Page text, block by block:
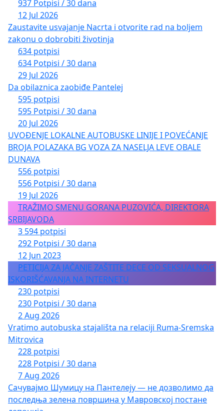
937 Potpisi / 30 dana
12 Jul 2026
Zaustavite usvajanje Nacrta i otvorite rad na boljem
zakonu o dobrobiti životinja
634 potpisi
634 Potpisi / 30 dana
29 Jul 2026
Da obilaznica zaobiđe Pantelej
595 potpisi
595 Potpisi / 30 dana
20 Jul 2026
UVOĐENJE LOKALNE AUTOBUSKE LINIJE I POVEĆANJE
BROJA POLAZAKA BG VOZA ZA NASELJA LEVE OBALE
DUNAVA
556 potpisi
556 Potpisi / 30 dana
19 Jul 2026
TRAŽIMO SMENU GORANA PUZOVIĆA, DIREKTORA
SRBIJAVODA
3 594 potpisi
292 Potpisi / 30 dana
12 Jun 2023
PETICIJA ZA JAČANJE ZAŠTITE DECE OD SEKSUALNOG
ISKORIŠĆAVANJA NA INTERNETU
230 potpisi
230 Potpisi / 30 dana
2 Aug 2026
Vratimo autobuska stajališta na relaciji Ruma-Sremska
Mitrovica
228 potpisi
228 Potpisi / 30 dana
7 Aug 2026
Сачувајмо Шумицу на Пантелеју — не дозволимо да
последња зелена површина у Мавровској постане